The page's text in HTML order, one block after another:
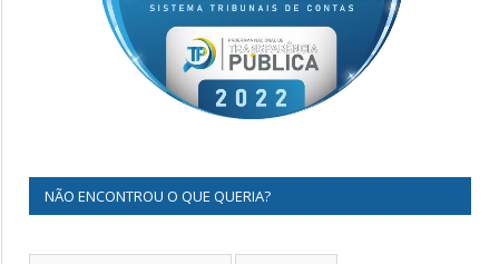
NÃO ENCONTROU O QUE QUERIA?